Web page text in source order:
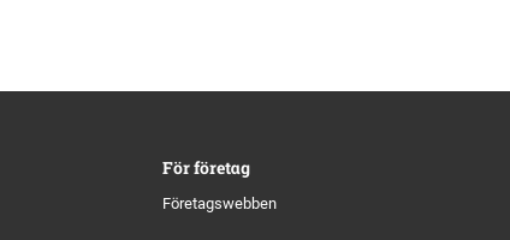
För företag
Företagswebben